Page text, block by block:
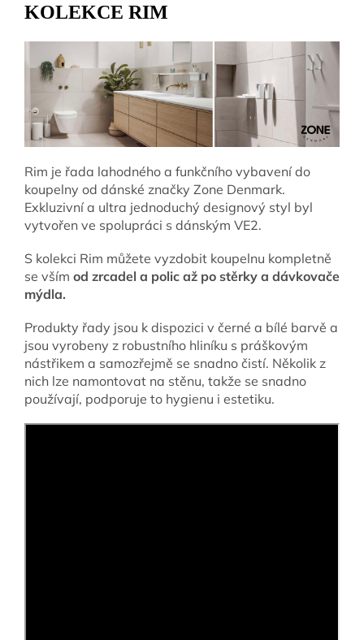
KOLEKCE RIM
Rim je řada lahodného a funkčního vybavení do
koupelny od dánské značky Zone Denmark.
Exkluzivní a ultra jednoduchý designový styl byl
vytvořen ve spolupráci s dánským VE2.
S kolekci Rim můžete vyzdobit koupelnu kompletně
se vším od zrcadel a polic až po stěrky a dávkovače
mýdla.
Produkty řady jsou k dispozici v černé a bílé barvě a
jsou vyrobeny z robustního hliníku s práškovým
nástřikem a samozřejmě se snadno čistí. Několik z
nich lze namontovat na stěnu, takže se snadno
používají, podporuje to hygienu i estetiku.